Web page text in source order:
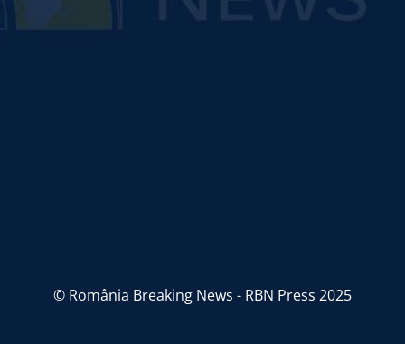
© România Breaking News - RBN Press 2025